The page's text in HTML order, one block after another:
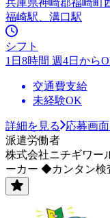
福崎駅、溝口駅
シフト
1日8時間 週4日から
交通費支給
未経験OK
詳細を見る
応募画
派遣労働者
株式会社ニチギワ
ーカー ◆カンタン